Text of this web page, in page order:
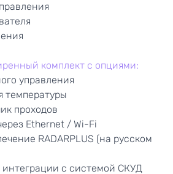
комплект с опциями:
управления
температуры
проходов
Ethernet / Wi-Fi
RADARPLUS (на русском
интеграции с системой СКУД